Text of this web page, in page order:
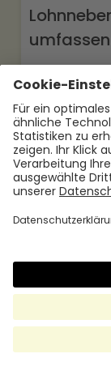
Thema für
in
hinter
28.7.2026